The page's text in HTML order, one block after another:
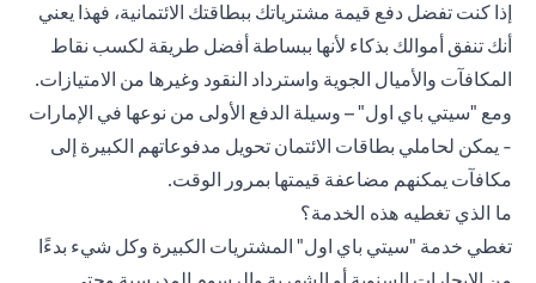
إذا كنت تفضل دفع قيمة مشترياتك ببطاقتك الائتمانية، فهذا يعني
أنك تنفق أموالك بذكاء لأنها ببساطة أفضل طريقة لكسب نقاط
المكافآت والأميال الجوية واسترداد النقود وغيرها من الامتيازات.
ومع "سيتي باي اول" – وسيلة الدفع الأولى من نوعها في الإمارات
- يمكن لحاملي بطاقات الائتمان تحويل مدفوعاتهم الكبيرة إلى
مكافآت يمكنهم مضاعفة قيمتها بمرور الوقت.
ما الذي تغطيه هذه الخدمة؟
تغطي خدمة "سيتي باي اول" المشتريات الكبيرة وكل شيء بدءًا